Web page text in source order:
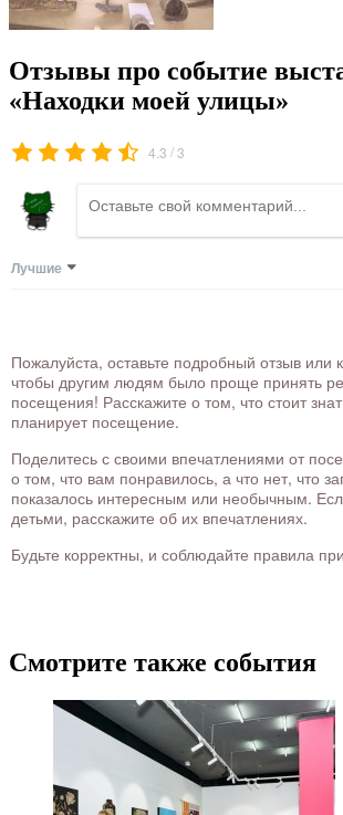
Отзывы про событие
«Находки моей улицы»
4.3 /3
Лучшие
Пожалуйста, оставьте подробный отзыв или
чтобы другим людям было проще принять
посещения! Расскажите о том, что стоит
планирует посещение.
Поделитесь с своими впечатлениями от
о том, что вам понравилось, а что нет, что
показалось интересным или необычным.
детьми, расскажите об их впечатлениях.
Будьте корректны, и соблюдайте правила
Смотрите также события